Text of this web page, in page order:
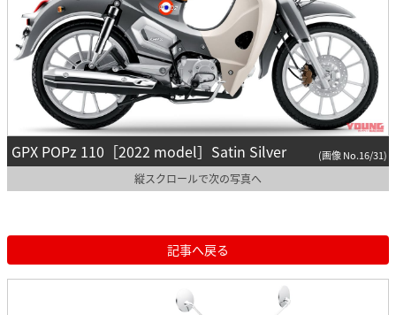
GPX POPz 110［2022 model］Satin Silver (画像 No.16/31)
縦スクロールで次の写真へ
記事へ戻る